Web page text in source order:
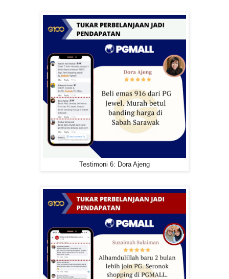
Testimoni 6: Dora Ajeng